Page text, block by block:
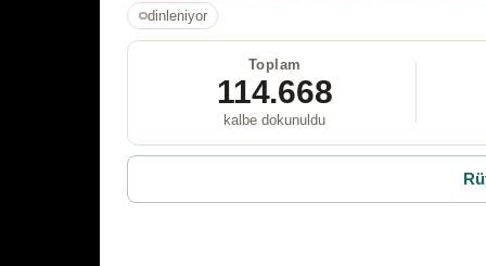
dinleniyor
Toplam
114.668
kalbe dokunuldu